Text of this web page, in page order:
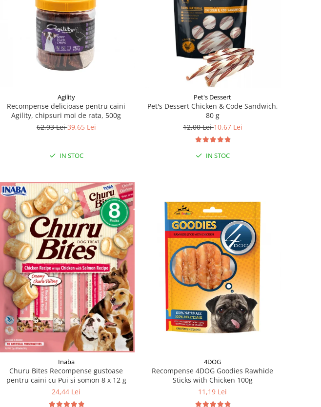
Agility
Recompense delicioase pentru caini
Agility, chipsuri moi de rata, 500g
62,93 Lei39,65 Lei
IN STOC
Pet's Dessert
Pet's Dessert Chicken & Code Sandwich,
80 g
12,00 Lei10,67 Lei
IN STOC
Inaba
Churu Bites Recompense gustoase
pentru caini cu Pui si somon 8 x 12 g
24,44 Lei
4DOG
Recompense 4DOG Goodies Rawhide
Sticks with Chicken 100g
11,19 Lei